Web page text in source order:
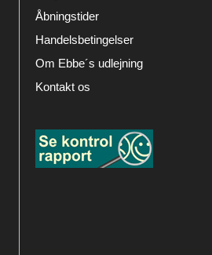
Åbningstider
Handelsbetingelser
Om Ebbe´s udlejning
Kontakt os